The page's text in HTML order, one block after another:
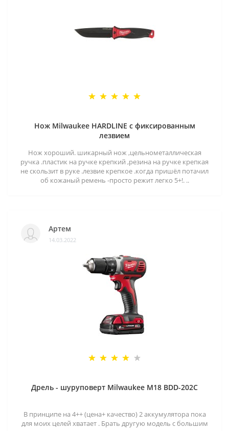
Нож Milwaukee HARDLINE с фиксированным
лезвием
Нож хороший. шикарный нож ,цельнометаллическая
ручка .пластик на ручке крепкий ,резина на ручке крепкая
не скользит в руке .лезвие крепкое .когда пришёл потачил
об кожаный ремень -просто режит легко 5+!. ..
Артем
14.03.2022
Дрель - шуруповерт Milwaukee M18 BDD-202C
В принципе на 4++ (цена+ качество) 2 аккумулятора пока
для моих целей хватает . Брать другую модель с большим